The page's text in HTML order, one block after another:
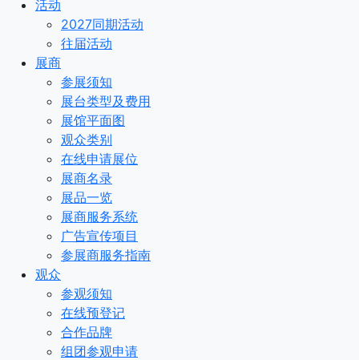
活动
2027同期活动
往届活动
展商
参展须知
展台类型及费用
展馆平面图
观众类别
在线申请展位
展商名录
展品一览
展商服务系统
广告宣传项目
参展商服务指南
观众
参观须知
在线预登记
合作品牌
组团参观申请